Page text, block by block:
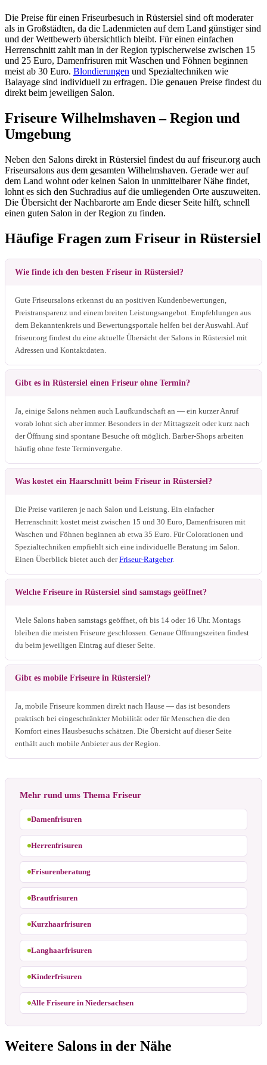
Die Preise für einen Friseurbesuch in Rüstersiel sind oft moderater
als in Großstädten, da die Ladenmieten auf dem Land günstiger sind
und der Wettbewerb übersichtlich bleibt. Für einen einfachen
Herrenschnitt zahlt man in der Region typischerweise zwischen 15
und 25 Euro, Damenfrisuren mit Waschen und Föhnen beginnen
meist ab 30 Euro. Blondierungen und Spezialtechniken wie
Balayage sind individuell zu erfragen. Die genauen Preise findest du
direkt beim jeweiligen Salon.
Friseure Wilhelmshaven – Region und
Umgebung
Neben den Salons direkt in Rüstersiel findest du auf friseur.org auch
Friseursalons aus dem gesamten Wilhelmshaven. Gerade wer auf
dem Land wohnt oder keinen Salon in unmittelbarer Nähe findet,
lohnt es sich den Suchradius auf die umliegenden Orte auszuweiten.
Die Übersicht der Nachbarorte am Ende dieser Seite hilft, schnell
einen guten Salon in der Region zu finden.
Häufige Fragen zum Friseur in Rüstersiel
Wie finde ich den besten Friseur in Rüstersiel?
Gute Friseursalons erkennst du an positiven Kundenbewertungen,
Preistransparenz und einem breiten Leistungsangebot. Empfehlungen aus
dem Bekanntenkreis und Bewertungsportale helfen bei der Auswahl. Auf
friseur.org findest du eine aktuelle Übersicht der Salons in Rüstersiel mit
Adressen und Kontaktdaten.
Gibt es in Rüstersiel einen Friseur ohne Termin?
Ja, einige Salons nehmen auch Laufkundschaft an — ein kurzer Anruf
vorab lohnt sich aber immer. Besonders in der Mittagszeit oder kurz nach
der Öffnung sind spontane Besuche oft möglich. Barber-Shops arbeiten
häufig ohne feste Terminvergabe.
Was kostet ein Haarschnitt beim Friseur in Rüstersiel?
Die Preise variieren je nach Salon und Leistung. Ein einfacher
Herrenschnitt kostet meist zwischen 15 und 30 Euro, Damenfrisuren mit
Waschen und Föhnen beginnen ab etwa 35 Euro. Für Colorationen und
Spezialtechniken empfiehlt sich eine individuelle Beratung im Salon.
Einen Überblick bietet auch derFriseur-Ratgeber.
Welche Friseure in Rüstersiel sind samstags geöffnet?
Viele Salons haben samstags geöffnet, oft bis 14 oder 16 Uhr. Montags
bleiben die meisten Friseure geschlossen. Genaue Öffnungszeiten findest
du beim jeweiligen Eintrag auf dieser Seite.
Gibt es mobile Friseure in Rüstersiel?
Ja, mobile Friseure kommen direkt nach Hause — das ist besonders
praktisch bei eingeschränkter Mobilität oder für Menschen die den
Komfort eines Hausbesuchs schätzen. Die Übersicht auf dieser Seite
enthält auch mobile Anbieter aus der Region.
Mehr rund ums Thema Friseur
Damenfrisuren
Herrenfrisuren
Frisurenberatung
Brautfrisuren
Kurzhaarfrisuren
Langhaarfrisuren
Kinderfrisuren
Alle Friseure in Niedersachsen
Weitere Salons in der Nähe